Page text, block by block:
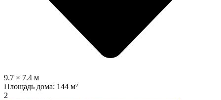
9.7 × 7.4 м
Площадь дома: 144 м²
2